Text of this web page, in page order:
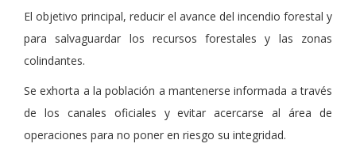
El objetivo principal, reducir el avance del incendio forestal y
para salvaguardar los recursos forestales y las zonas
colindantes.
Se exhorta a la población a mantenerse informada a través
de los canales oficiales y evitar acercarse al área de
operaciones para no poner en riesgo su integridad.